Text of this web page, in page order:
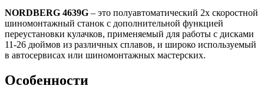
NORDBERG 4639G – это полуавтоматический 2х скоростной
шиномонтажный станок с дополнительной функцией
переустановки кулачков, применяемый для работы с дисками
11-26 дюймов из различных сплавов, и широко используемый
в автосервисах или шиномонтажных мастерских.
Особенности